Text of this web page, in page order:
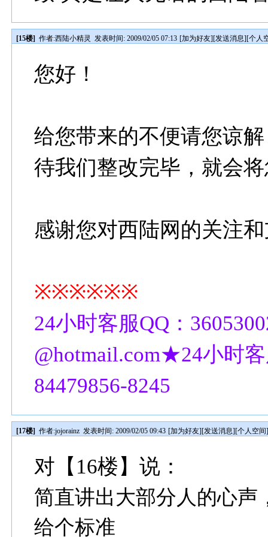
[15楼] 作者:西陆小精灵 发表时间: 2009/02/05 07:13 [加为好友][发送消息][个人
您好！
给您带来的不便请您谅
待我们整改完毕，就会
感谢您对西陆网的关注
※※※※※※
24小时客服QQ：
@hotmail.com★24小时
84479856-8245
[17楼] 作者:jojorainz 发表时间: 2009/02/05 09:43 [加为好友][发送消息][个人空间
对【16楼】说：
简直讲出大部分人的心声
给个标准